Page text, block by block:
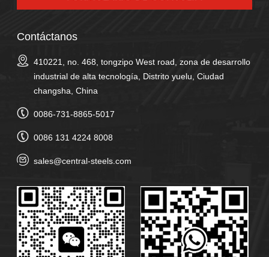
Contáctanos
410221, no. 468, tongzipo West road, zona de desarrollo
industrial de alta tecnología, Distrito yuelu, Ciudad
changsha, China
0086-731-8865-5017
0086 131 4224 8008
sales@central-steels.com